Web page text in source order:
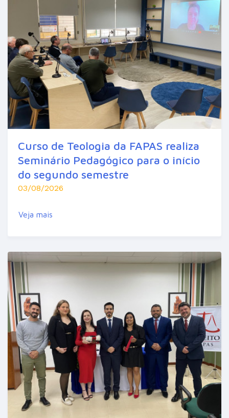
Curso de Teologia da FAPAS realiza
Seminário Pedagógico para o início
do segundo semestre
03/08/2026
Veja mais